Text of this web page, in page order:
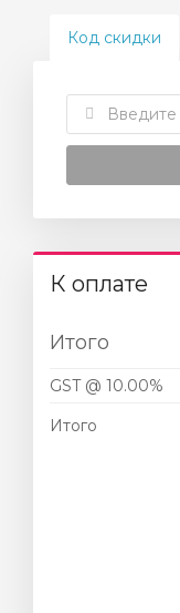
Код скидки
К оплате
Итого
GST @ 10.00%
Итого